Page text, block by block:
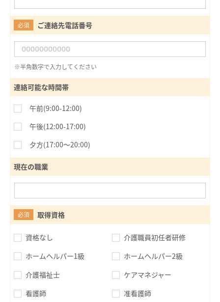
必須 ご連絡先電話番号
※半角数字で入力してください
連絡可能な時間帯
午前(9:00-12:00)
午後(12:00-17:00)
夕方(17:00〜20:00)
現在の職業
必須 取得資格
資格なし
介護職員初任者研修
ホームヘルパー1級
ホームヘルパー2級
介護福祉士
ケアマネジャー
看護師
准看護師